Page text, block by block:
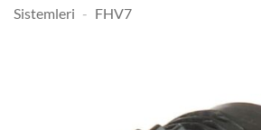
Sistemleri - FHV7